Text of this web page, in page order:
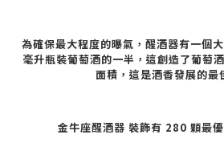
為確保最大程度的曝氣，醒酒器有一個
毫升瓶裝葡萄酒的一半，這創造了葡萄
面積，這是酒香發展的最
金牛座醒酒器 裝飾有 280 顆最優